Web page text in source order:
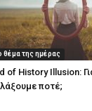
θέμα της ημέρας
of History Illusion:
ποτέ;